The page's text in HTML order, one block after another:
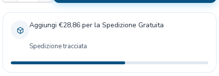
a
a
r
a
s
Aggiungi €28,86 per la Spedizione Gratuita
Spedizione tracciata